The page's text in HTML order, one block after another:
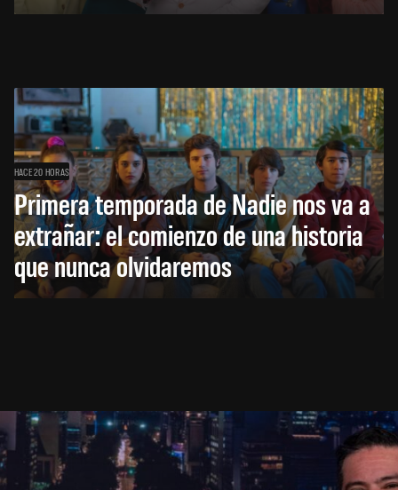
HACE 20 HORAS
Primera temporada de Nadie nos va a
extrañar: el comienzo de una historia
que nunca olvidaremos